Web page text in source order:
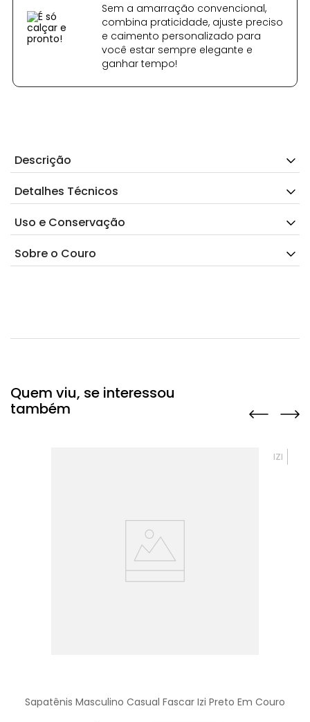
Sem a amarração convencional,
combina praticidade, ajuste preciso
e caimento personalizado para
você estar sempre elegante e
ganhar tempo!
Descrição
Detalhes Técnicos
Uso e Conservação
Sobre o Couro
Quem viu, se interessou
também
IZI
Sapatênis Masculino Casual Fascar Izi Preto Em Couro